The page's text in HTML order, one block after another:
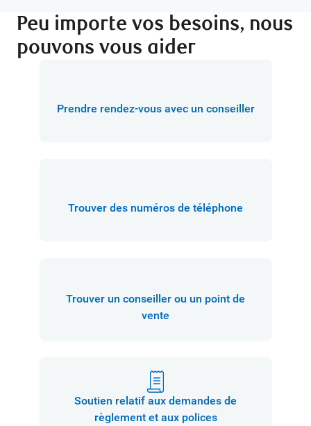
Peu importe vos besoins, nous
pouvons vous aider
Prendre rendez-vous avec un conseiller
Trouver des numéros de téléphone
Trouver un conseiller ou un point de
vente
Soutien relatif aux demandes de
règlement et aux polices